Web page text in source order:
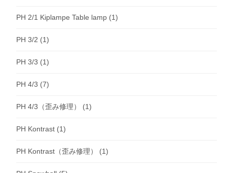
PH 2/1 Kiplampe Table lamp (1)
PH 3/2 (1)
PH 3/3 (1)
PH 4/3 (7)
PH 4/3（歪み修理） (1)
PH Kontrast (1)
PH Kontrast（歪み修理） (1)